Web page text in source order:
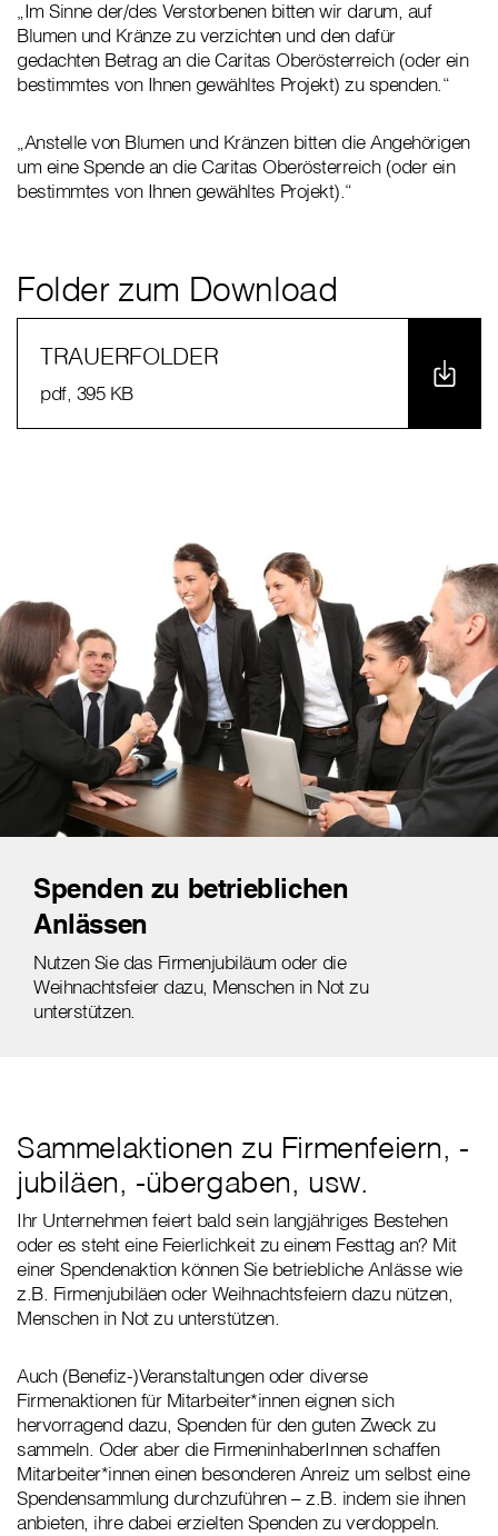
„Im Sinne der/des Verstorbenen bitten wir darum, auf
Blumen und Kränze zu verzichten und den dafür
gedachten Betrag an die Caritas Oberösterreich (oder ein
bestimmtes von Ihnen gewähltes Projekt) zu spenden.“
„Anstelle von Blumen und Kränzen bitten die Angehörigen
um eine Spende an die Caritas Oberösterreich (oder ein
bestimmtes von Ihnen gewähltes Projekt).“
Folder zum Download
TRAUERFOLDER
pdf, 395 KB
Spenden zu betrieblichen
Anlässen
Nutzen Sie das Firmenjubiläum oder die
Weihnachtsfeier dazu, Menschen in Not zu
unterstützen.
Sammelaktionen zu Firmenfeiern, -
jubiläen, -übergaben, usw.
Ihr Unternehmen feiert bald sein langjähriges Bestehen
oder es steht eine Feierlichkeit zu einem Festtag an? Mit
einer Spendenaktion können Sie betriebliche Anlässe wie
z.B. Firmenjubiläen oder Weihnachtsfeiern dazu nützen,
Menschen in Not zu unterstützen.
Auch (Benefiz-)Veranstaltungen oder diverse
Firmenaktionen für Mitarbeiter*innen eignen sich
hervorragend dazu, Spenden für den guten Zweck zu
sammeln. Oder aber die FirmeninhaberInnen schaffen
Mitarbeiter*innen einen besonderen Anreiz um selbst eine
Spendensammlung durchzuführen – z.B. indem sie ihnen
anbieten, ihre dabei erzielten Spenden zu verdoppeln.